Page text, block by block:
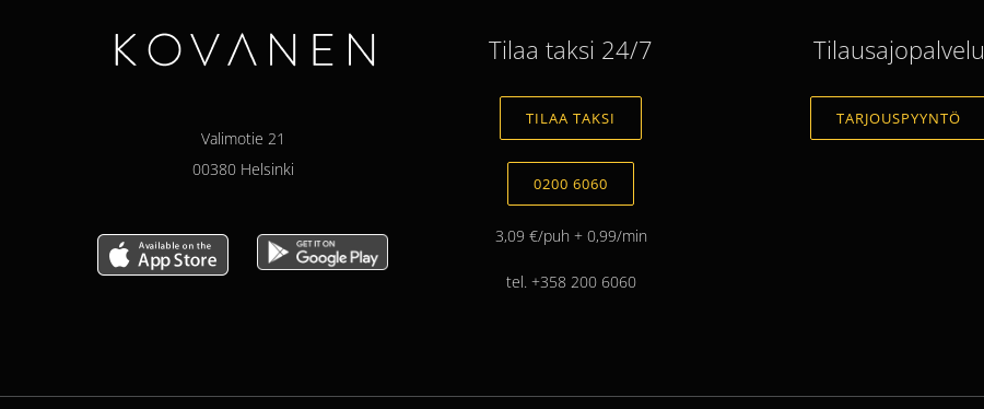
Valimotie 21
00380 Helsinki
Tilaa taksi 24/7
TILAA TAKSI
0200 6060
3,09 €/puh + 0,99/min
tel. +358 200 6060
Tilausajopalvelu
TARJOUSPYYNTÖ